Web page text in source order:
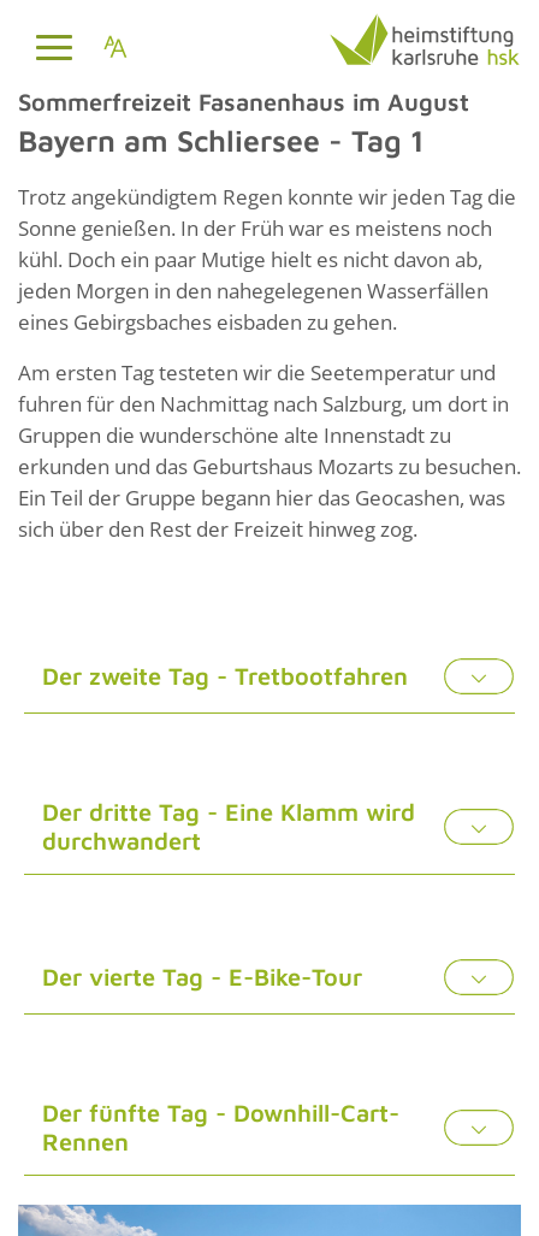
Sommerfreizeit Fasanenhaus im August
Bayern am Schliersee - Tag 1
Trotz angekündigtem Regen konnte wir jeden Tag die
Sonne genießen. In der Früh war es meistens noch
kühl. Doch ein paar Mutige hielt es nicht davon ab,
jeden Morgen in den nahegelegenen Wasserfällen
eines Gebirgsbaches eisbaden zu gehen.
Am ersten Tag testeten wir die Seetemperatur und
fuhren für den Nachmittag nach Salzburg, um dort in
Gruppen die wunderschöne alte Innenstadt zu
erkunden und das Geburtshaus Mozarts zu besuchen.
Ein Teil der Gruppe begann hier das Geocashen, was
sich über den Rest der Freizeit hinweg zog.
Der zweite Tag - Tretbootfahren
Der dritte Tag - Eine Klamm wird
durchwandert
Der vierte Tag - E-Bike-Tour
Der fünfte Tag - Downhill-Cart-
Rennen